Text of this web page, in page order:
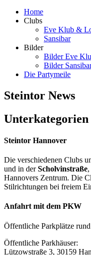
Home
Clubs
Eve Klub &
Sansibar
Bilder
Bilder Eve
Bilder
Die Partymeile
Steintor News
Unterkategorien
Steintor Hannover
Die verschiedenen Clubs
und in derScholvinstraße,
Hannovers Zentrum. Die
Stilrichtungen bei freiem
Anfahrt mit dem PKW
Öffentliche Parkplätze
Öffentliche Parkhäuser:
Lützowstraße 3, 30159